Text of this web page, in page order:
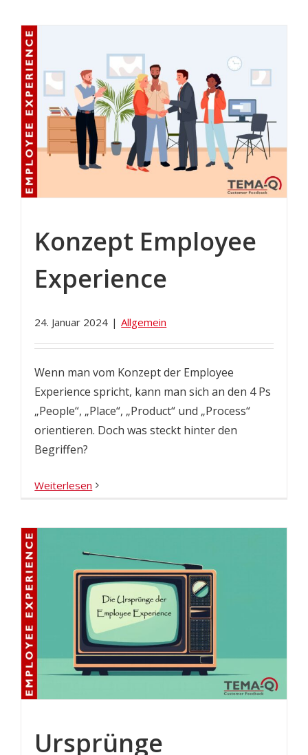
Konzept Employee
Experience
24. Januar 2024 | Allgemein
Wenn man vom Konzept der Employee
Experience spricht, kann man sich an den 4 Ps
„People“, „Place“, „Product“ und „Process“
orientieren. Doch was steckt hinter den
Begriffen?
Weiterlesen
Ursprünge